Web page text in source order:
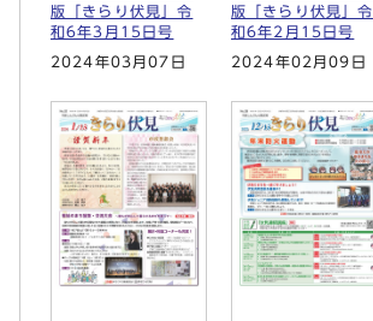
版「きらり伏見」令
和6年3月15日号
2024年03月07日
版「きらり伏見」令
和6年2月15日号
2024年02月09日